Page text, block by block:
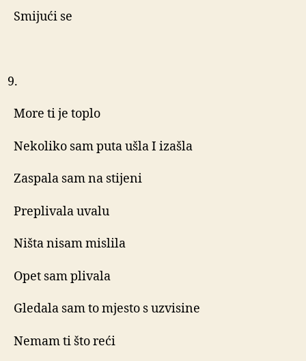
Smijući se
More ti je toplo
Nekoliko sam puta ušla I izašla
Zaspala sam na stijeni
Preplivala uvalu
Ništa nisam mislila
Opet sam plivala
Gledala sam to mjesto s uzvisine
Nemam ti što reći